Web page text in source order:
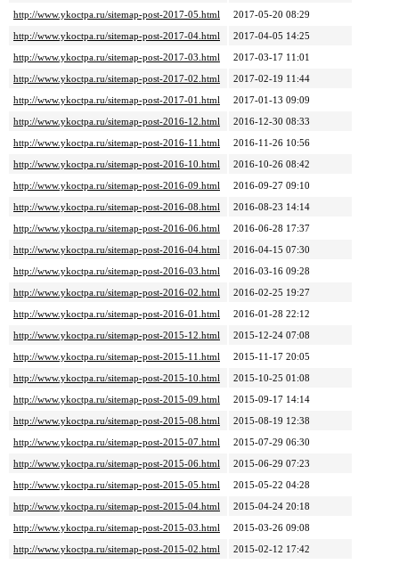
http://www.ykoctpa.ru/sitemap-post-2017-05.html
2017-05-20 08:29
http://www.ykoctpa.ru/sitemap-post-2017-04.html
2017-04-05 14:25
http://www.ykoctpa.ru/sitemap-post-2017-03.html
2017-03-17 11:01
http://www.ykoctpa.ru/sitemap-post-2017-02.html
2017-02-19 11:44
http://www.ykoctpa.ru/sitemap-post-2017-01.html
2017-01-13 09:09
http://www.ykoctpa.ru/sitemap-post-2016-12.html
2016-12-30 08:33
http://www.ykoctpa.ru/sitemap-post-2016-11.html
2016-11-26 10:56
http://www.ykoctpa.ru/sitemap-post-2016-10.html
2016-10-26 08:42
http://www.ykoctpa.ru/sitemap-post-2016-09.html
2016-09-27 09:10
http://www.ykoctpa.ru/sitemap-post-2016-08.html
2016-08-23 14:14
http://www.ykoctpa.ru/sitemap-post-2016-06.html
2016-06-28 17:37
http://www.ykoctpa.ru/sitemap-post-2016-04.html
2016-04-15 07:30
http://www.ykoctpa.ru/sitemap-post-2016-03.html
2016-03-16 09:28
http://www.ykoctpa.ru/sitemap-post-2016-02.html
2016-02-25 19:27
http://www.ykoctpa.ru/sitemap-post-2016-01.html
2016-01-28 22:12
http://www.ykoctpa.ru/sitemap-post-2015-12.html
2015-12-24 07:08
http://www.ykoctpa.ru/sitemap-post-2015-11.html
2015-11-17 20:05
http://www.ykoctpa.ru/sitemap-post-2015-10.html
2015-10-25 01:08
http://www.ykoctpa.ru/sitemap-post-2015-09.html
2015-09-17 14:14
http://www.ykoctpa.ru/sitemap-post-2015-08.html
2015-08-19 12:38
http://www.ykoctpa.ru/sitemap-post-2015-07.html
2015-07-29 06:30
http://www.ykoctpa.ru/sitemap-post-2015-06.html
2015-06-29 07:23
http://www.ykoctpa.ru/sitemap-post-2015-05.html
2015-05-22 04:28
http://www.ykoctpa.ru/sitemap-post-2015-04.html
2015-04-24 20:18
http://www.ykoctpa.ru/sitemap-post-2015-03.html
2015-03-26 09:08
http://www.ykoctpa.ru/sitemap-post-2015-02.html
2015-02-12 17:42